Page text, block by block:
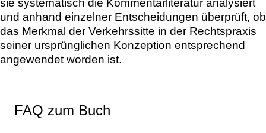
sie systematisch die Kommentarliteratur analysiert
und anhand einzelner Entscheidungen überprüft, ob
das Merkmal der Verkehrssitte in der Rechtspraxis
seiner ursprünglichen Konzeption entsprechend
angewendet worden ist.
FAQ zum Buch